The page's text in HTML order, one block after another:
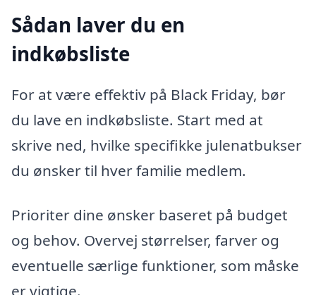
Sådan laver du en
indkøbsliste
For at være effektiv på Black Friday, bør
du lave en indkøbsliste. Start med at
skrive ned, hvilke specifikke julenatbukser
du ønsker til hver familie medlem.
Prioriter dine ønsker baseret på budget
og behov. Overvej størrelser, farver og
eventuelle særlige funktioner, som måske
er vigtige.